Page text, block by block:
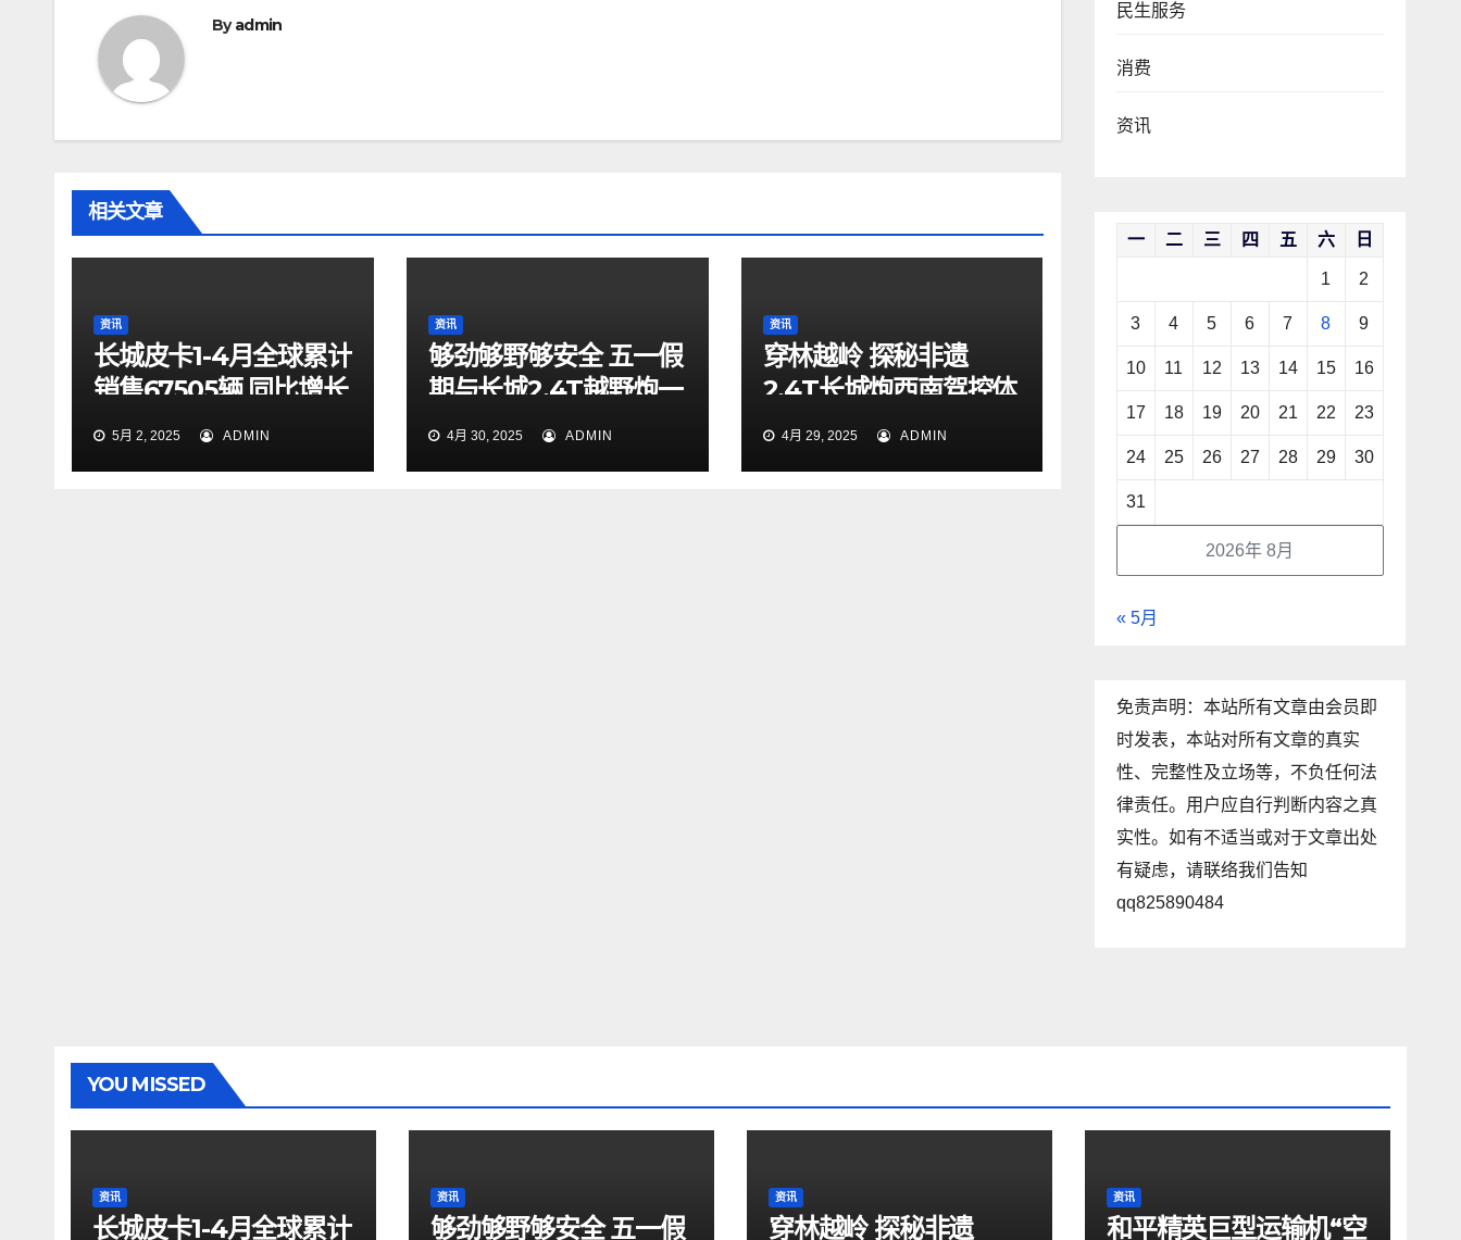
航
Byadmin
相关文章
资讯
长城皮卡1-4月全球累计
销售67505辆 同比增长
9.7% 蝉联中国皮卡销
5月 2, 2025 ADMIN
资讯
够劲够野够安全 五一假
期与长城2.4T越野炮一
起探索山海秘境
4月 30, 2025 ADMIN
资讯
穿林越岭 探秘非遗
2.4T长城炮西南驾控体
验营贵阳站燃擎启动
4月 29, 2025 ADMIN
民生服务
消费
资讯
2026年 8月
一 二 三 四 五 六 日
1 2
3 4 5 6 7 8 9
10 11 12 13 14 15 16
17 18 19 20 21 22 23
24 25 26 27 28 29 30
31
« 5月
免责声明：本站所有文章由会员即
时发表，本站对所有文章的真实
性、完整性及立场等，不负任何法
律责任。用户应自行判断内容之真
实性。如有不适当或对于文章出处
有疑虑，请联络我们告知
qq825890484
YOU MISSED
资讯
长城皮卡1-4月全球累计
资讯
够劲够野够安全 五一假
资讯
穿林越岭 探秘非遗
资讯
和平精英巨型运输机“空